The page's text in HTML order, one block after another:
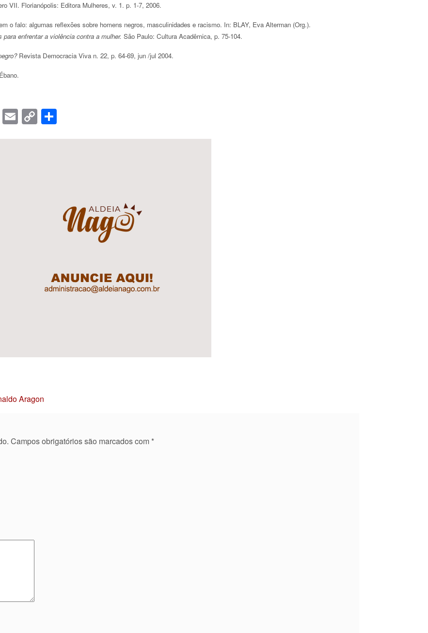
VII. Florianópolis: Editora Mulheres, v. 1. p. 1-7, 2006.
o falo: algumas reflexões sobre homens negros, masculinidades e racismo. In: BLAY, Eva Alterman (Org.).
enfrentar a violência contra a mulher. São Paulo: Cultura Acadêmica, p. 75-104.
Revista Democracia Viva n. 22, p. 64-69, jun /jul 2004.
Pinterest
Email
Copy
Link
Aragon
Campos obrigatórios são marcados com *